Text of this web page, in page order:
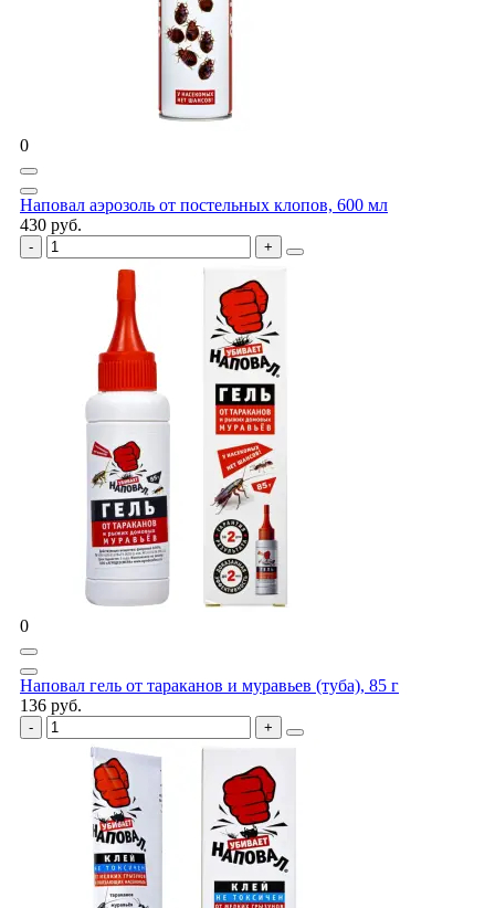
0
Наповал аэрозоль от постельных клопов, 600 мл
430 руб.
0
Наповал гель от тараканов и муравьев (туба), 85 г
136 руб.